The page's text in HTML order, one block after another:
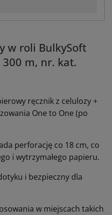
w roli BulkySoft
m, nr. kat.
ręcznik z celulozy +
One to One (po
perforację co 18 cm, co
i wytrzymałego papieru.
i bezpieczny dla
w miejscach takich